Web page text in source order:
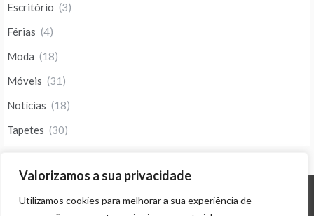
Valorizamos a sua privacidade
Utilizamos cookies para melhorar a sua experiência de
Escritório (3)
Férias (4)
Moda (18)
Móveis (31)
Notícias (18)
Tapetes (30)
© ALL RIGHTS RESERVED 2023 THEME: PROMOS BY